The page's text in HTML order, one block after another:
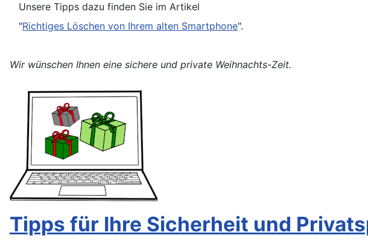
Unsere Tipps dazu finden Sie im Artikel
"Richtiges Löschen von Ihrem alten Smartphone".
Wir wünschen Ihnen eine sichere und private Weihnachts-Zeit.
Tipps für Ihre Sicherheit und